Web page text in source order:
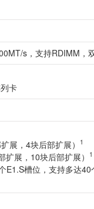
s，支持RDIMM，
卡
展，4块后部扩展） 1
展，10块后部扩展） 1
E1.S槽位，支持多达40